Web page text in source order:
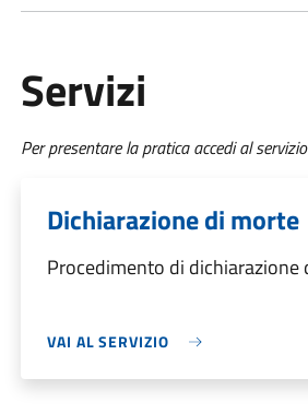
Servizi
Per presentare la pratica accedi al
Dichiarazione di morte
Procedimento di dichiarazione
VAI AL SERVIZIO